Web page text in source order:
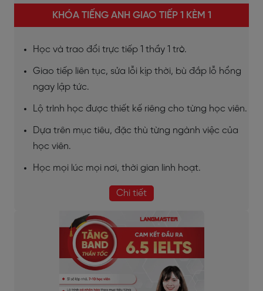
KHÓA TIẾNG ANH GIAO TIẾP 1 KÈM 1
Học và trao đổi trực tiếp 1 thầy 1 trò.
Giao tiếp liên tục, sửa lỗi kịp thời, bù đắp lỗ hổng
ngay lập tức.
Lộ trình học được thiết kế riêng cho từng học viên.
Dựa trên mục tiêu, đặc thù từng ngành việc của
học viên.
Học mọi lúc mọi nơi, thời gian linh hoạt.
Chi tiết